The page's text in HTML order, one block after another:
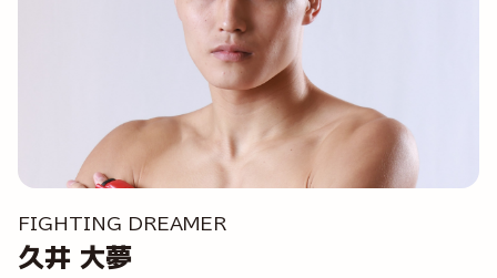
FIGHTING DREAMER
久井 大夢